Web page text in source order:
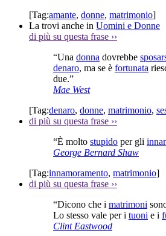
[Tag:amante, donne, matrimonio]
La trovi anche in Uomini e Donne
di più su questa frase ››
“Una donna dovrebbe
denaro, ma se è fortunata
due.”
Mae West
[Tag:denaro, donne, matrimonio,
di più su questa frase ››
“È molto stupido per gli
George Bernard Shaw
[Tag:innamoramento, matrimonio]
di più su questa frase ››
“Dicono che i matrimoni
Lo stesso vale per i tuoni e i
Clint Eastwood